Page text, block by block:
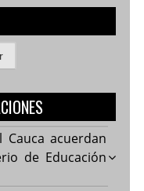
Cauca acuerdan
de Educación